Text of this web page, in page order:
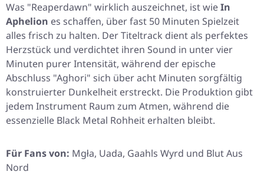
Was "Reaperdawn" wirklich auszeichnet, ist wieIn
Aphelion es schaffen, über fast 50 Minuten Spielzeit
alles frisch zu halten. Der Titeltrack dient als perfektes
Herzstück und verdichtet ihren Sound in unter vier
Minuten purer Intensität, während der epische
Abschluss "Aghori" sich über acht Minuten sorgfältig
konstruierter Dunkelheit erstreckt. Die Produktion gibt
jedem Instrument Raum zum Atmen, während die
essenzielle Black Metal Rohheit erhalten bleibt.
Für Fans von: Mgła, Uada, Gaahls Wyrd und Blut Aus
Nord